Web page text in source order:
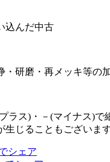
込んだ中古
・研磨・再メッキ等の
ラス)・－(マイナス)
生じることもございま
シェア